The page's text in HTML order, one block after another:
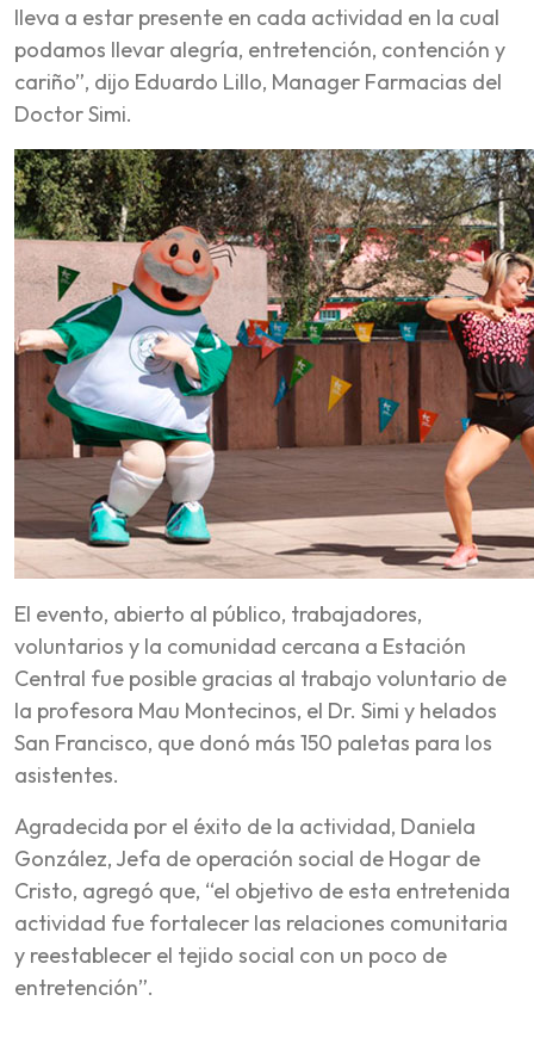
lleva a estar presente en cada actividad en la cual
podamos llevar alegría, entretención, contención y
cariño”, dijo Eduardo Lillo, Manager Farmacias del
Doctor Simi.
El evento, abierto al público, trabajadores,
voluntarios y la comunidad cercana a Estación
Central fue posible gracias al trabajo voluntario de
la profesora Mau Montecinos, el Dr. Simi y helados
San Francisco, que donó más 150 paletas para los
asistentes.
Agradecida por el éxito de la actividad, Daniela
González, Jefa de operación social de Hogar de
Cristo, agregó que, “el objetivo de esta entretenida
actividad fue fortalecer las relaciones comunitaria
y reestablecer el tejido social con un poco de
entretención”.